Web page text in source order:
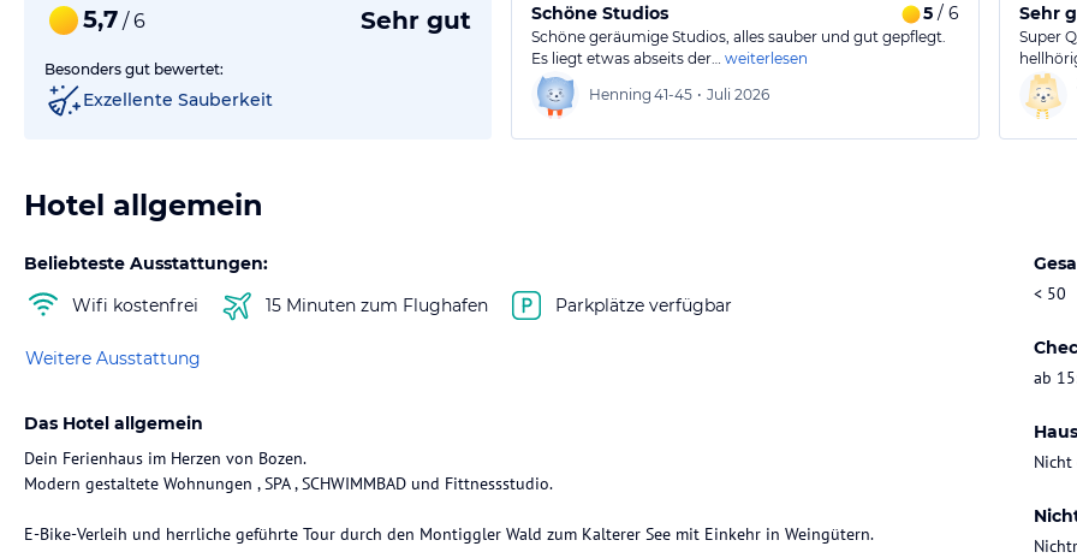
5,7 / 6 Sehr gut
Besonders gut bewertet:
Exzellente Sauberkeit
Schöne Studios 5/ 6
Schöne geräumige Studios, alles sauber und gut gepflegt.
Es liegt etwas abseits der… weiterlesen
Henning 41-45 • Juli 2026
Sehr
Super
Hotel allgemein
Beliebteste Ausstattungen:
Wifi kostenfrei
15 Minuten zum Flughafen Parkplätze verfügbar
Weitere Ausstattung
< 50
ab
Das Hotel allgemein
Dein Ferienhaus im Herzen von Bozen.
Modern gestaltete Wohnungen , SPA , SCHWIMMBAD und Fittnessstudio.
E-Bike-Verleih und herrliche geführte Tour durch den Montiggler Wald zum Kalterer See mit Einkehr in Weingütern.